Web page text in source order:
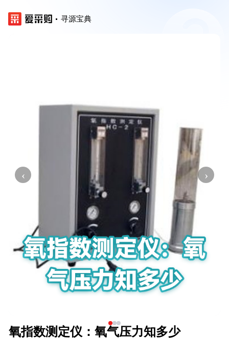
寻源宝典
‹ ›
氧指数测定仪：氧气压力知多少